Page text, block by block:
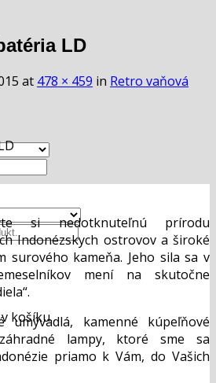
košíku.
LD
at 478 × 459 in Retro vaňová
si nedotknuteľnú prírodu
Indonézskych ostrovov a široké
surového kameňa. Jeho sila sa v
mení na skutočne
kamenné kúpeľňové
lampy, ktoré sme sa
priamo k Vám, do Vašich